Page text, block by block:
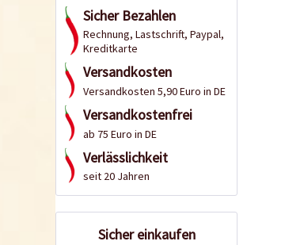
Sicher Bezahlen
Rechnung, Lastschrift, Paypal,
Kreditkarte
Versandkosten
Versandkosten 5,90 Euro in DE
Versandkostenfrei
ab 75 Euro in DE
Verlässlichkeit
seit 20 Jahren
Sicher einkaufen